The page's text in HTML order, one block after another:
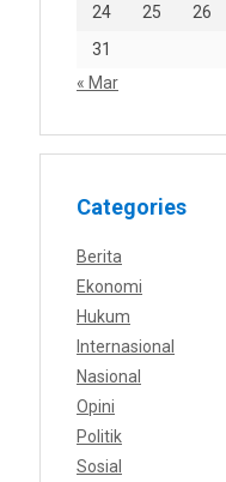
24
25 26
31
« Mar
Categories
Berita
Ekonomi
Hukum
Internasional
Nasional
Opini
Politik
Sosial